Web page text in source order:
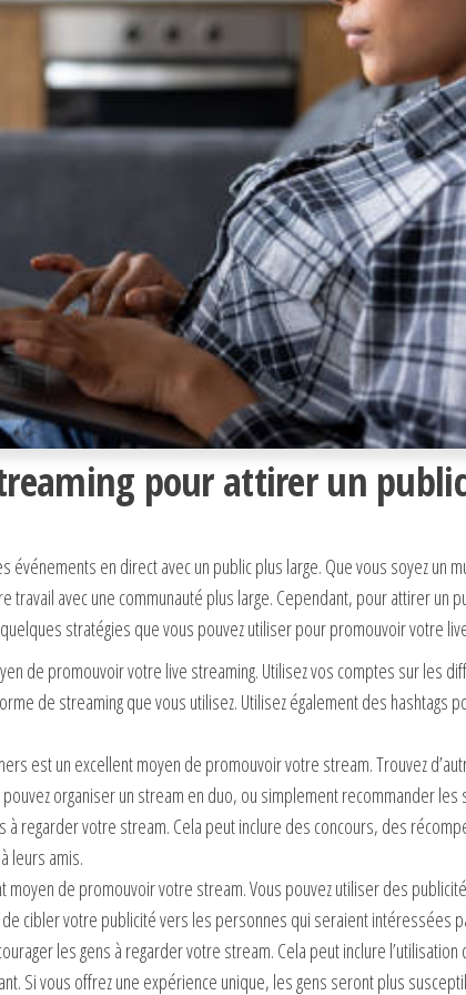
pour attirer un
en direct avec un public plus large. Que vous soyez un
avec une communauté plus large. Cependant, pour attirer un
stratégies que vous pouvez utiliser pour promouvoir votre
de promouvoir votre live streaming. Utilisez vos comptes sur les
de streaming que vous utilisez. Utilisez également des
est un excellent moyen de promouvoir votre stream. Trouvez
organiser un stream en duo, ou simplement recommander les
regarder votre stream. Cela peut inclure des concours, des
leurs amis.
moyen de promouvoir votre stream. Vous pouvez utiliser des
cibler votre publicité vers les personnes qui seraient intéressées
les gens à regarder votre stream. Cela peut inclure
Si vous offrez une expérience unique, les gens seront plus